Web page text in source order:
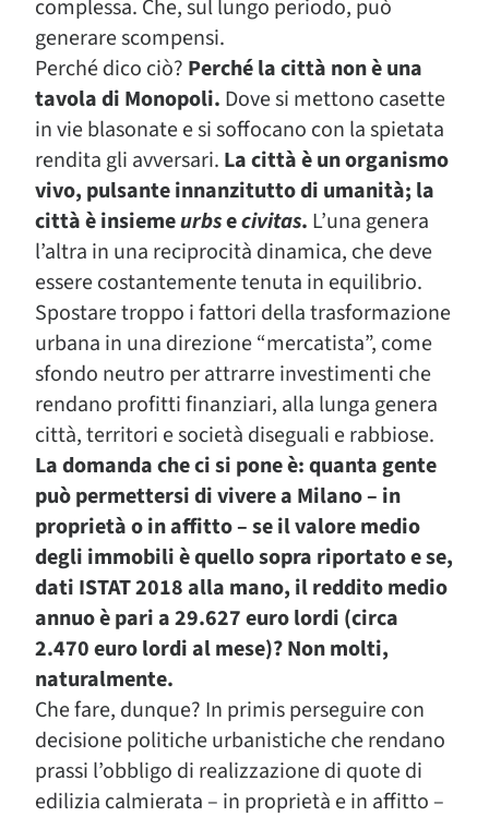
complessa. Che, sul lungo periodo, può
generare scompensi.
Perché dico ciò? Perché la città non è una
tavola di Monopoli. Dove si mettono casette
in vie blasonate e si soffocano con la spietata
rendita gli avversari. La città è un organismo
vivo, pulsante innanzitutto di umanità; la
città è insiemeurbsecivitas. L’una genera
l’altra in una reciprocità dinamica, che deve
essere costantemente tenuta in equilibrio.
Spostare troppo i fattori della trasformazione
urbana in una direzione “mercatista”, come
sfondo neutro per attrarre investimenti che
rendano profitti finanziari, alla lunga genera
città, territori e società diseguali e rabbiose.
La domanda che ci si pone è: quanta gente
può permettersi di vivere a Milano – in
proprietà o in affitto – se il valore medio
degli immobili è quello sopra riportato e se,
dati ISTAT 2018 alla mano, il reddito medio
annuo è pari a 29.627 euro lordi (circa
2.470 euro lordi al mese)? Non molti,
naturalmente.
Che fare, dunque? In primis perseguire con
decisione politiche urbanistiche che rendano
prassi l’obbligo di realizzazione di quote di
edilizia calmierata – in proprietà e in affitto –